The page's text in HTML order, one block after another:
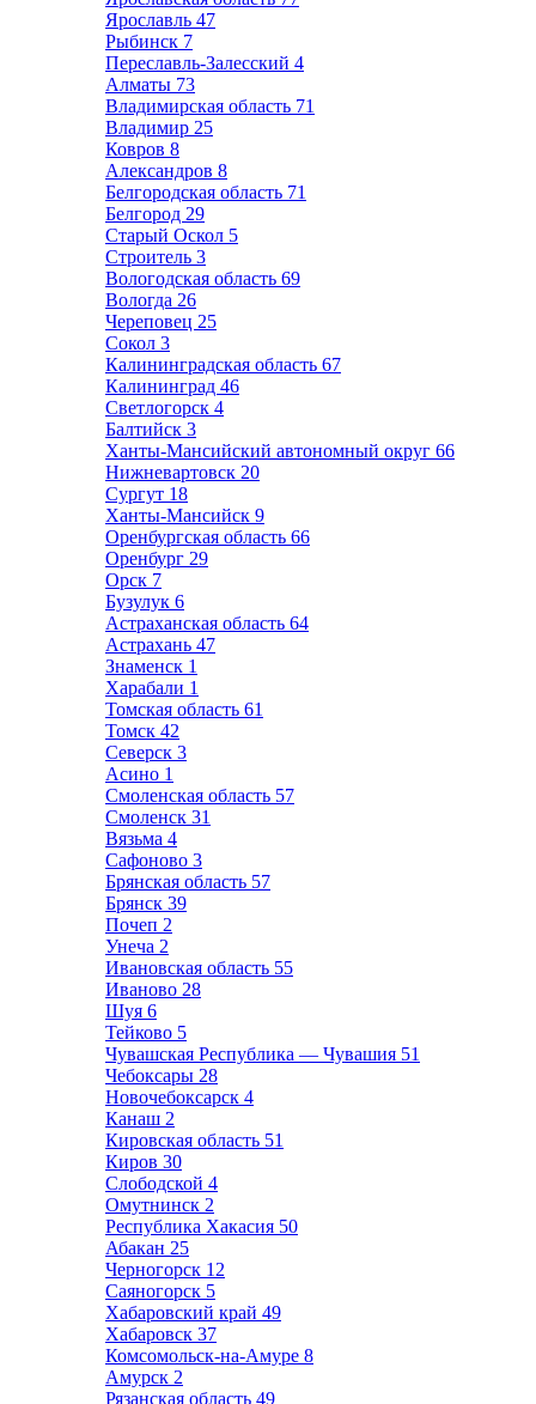
Ярославль 47
Рыбинск 7
Переславль-Залесский 4
Алматы 73
Владимирская область 71
Владимир 25
Ковров 8
Александров 8
Белгородская область 71
Белгород 29
Старый Оскол 5
Строитель 3
Вологодская область 69
Вологда 26
Череповец 25
Сокол 3
Калининградская область 67
Калининград 46
Светлогорск 4
Балтийск 3
Ханты-Мансийский автономный округ 66
Нижневартовск 20
Сургут 18
Ханты-Мансийск 9
Оренбургская область 66
Оренбург 29
Орск 7
Бузулук 6
Астраханская область 64
Астрахань 47
Знаменск 1
Харабали 1
Томская область 61
Томск 42
Северск 3
Асино 1
Смоленская область 57
Смоленск 31
Вязьма 4
Сафоново 3
Брянская область 57
Брянск 39
Почеп 2
Унеча 2
Ивановская область 55
Иваново 28
Шуя 6
Тейково 5
Чувашская Республика — Чувашия 51
Чебоксары 28
Новочебоксарск 4
Канаш 2
Кировская область 51
Киров 30
Слободской 4
Омутнинск 2
Республика Хакасия 50
Абакан 25
Черногорск 12
Саяногорск 5
Хабаровский край 49
Хабаровск 37
Комсомольск-на-Амуре 8
Амурск 2
Рязанская область 49